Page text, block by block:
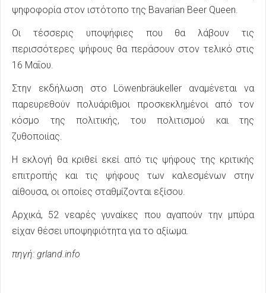
ψηφοφορία στον ιστότοπο της Bavarian Beer Queen.
Οι τέσσερις υποψήφιες που θα λάβουν τις
περισσότερες ψήφους θα περάσουν στον τελικό στις
16 Μαΐου.
Στην εκδήλωση στο Löwenbräukeller αναμένεται να
παρευρεθούν πολυάριθμοι προσκεκλημένοι από τον
κόσμο της πολιτικής, του πολιτισμού και της
ζυθοποιίας.
Η εκλογή θα κριθεί εκεί από τις ψήφους της κριτικής
επιτροπής και τις ψήφους των καλεσμένων στην
αίθουσα, οι οποίες σταθμίζονται εξίσου.
Αρχικά, 52 νεαρές γυναίκες που αγαπούν την μπύρα
είχαν θέσει υποψηφιότητα για το αξίωμα.
πηγή: grland.info